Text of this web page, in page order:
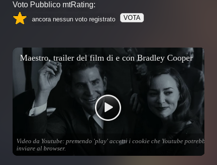
Voto Pubblico mtRating:
ancora nessun voto registrato VOTA